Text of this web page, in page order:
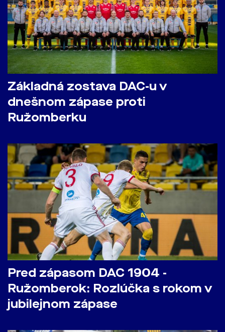
Základná zostava DAC-u v
dnešnom zápase proti
Ružomberku
Pred zápasom DAC 1904 -
Ružomberok: Rozlúčka s rokom v
jubilejnom zápase